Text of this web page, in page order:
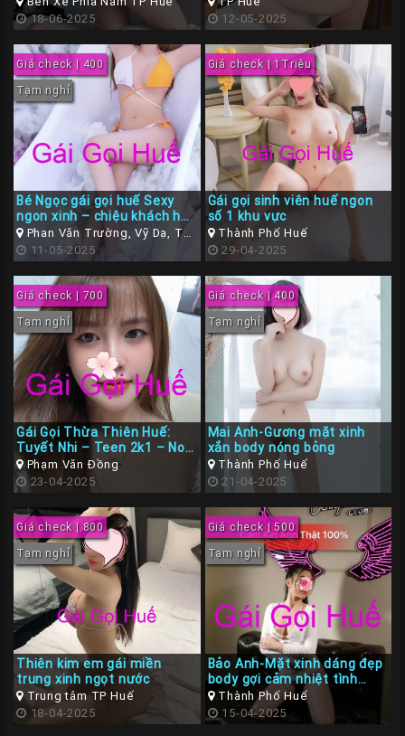
18-06-2025
12-05-2025
Giá check | 400
Tạm nghỉ
Bé Ngọc gái gọi huế Sexy
ngon xinh – chiệu khách hết
mình
Phan Văn Trường, Vỹ Dạ, TP
Huế11-05-2025
Giá check | 1Triệu
Gái gọi sinh viên huế ngon
số 1 khu vực
Thành Phố Huế
29-04-2025
Giá check | 700
Tạm nghỉ
Gái Gọi Thừa Thiên Huế:
Tuyết Nhi – Teen 2k1 – Non
Tơ Siêu Ngon Tình Cảm
Phạm Văn Đồng
23-04-2025
Giá check | 400
Tạm nghỉ
Mai Anh-Gương mặt xinh
xắn body nóng bỏng
Thành Phố Huế
21-04-2025
Giá check | 800
Tạm nghỉ
Thiên kim em gái miền
trung xinh ngọt nước
Trung tâm TP Huế
18-04-2025
Giá check | 500
Tạm nghỉ
Bảo Anh-Mặt xinh dáng đẹp
body gợi cảm nhiệt tình
chiều khách
Thành Phố Huế
15-04-2025